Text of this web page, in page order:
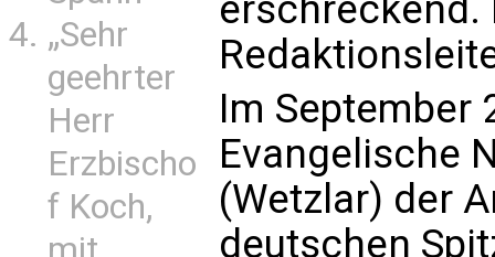
„Sehr
geehrter
Herr
Erzbischo
f Koch,
Im September
Evangelische
(Wetzlar) der
deutschen